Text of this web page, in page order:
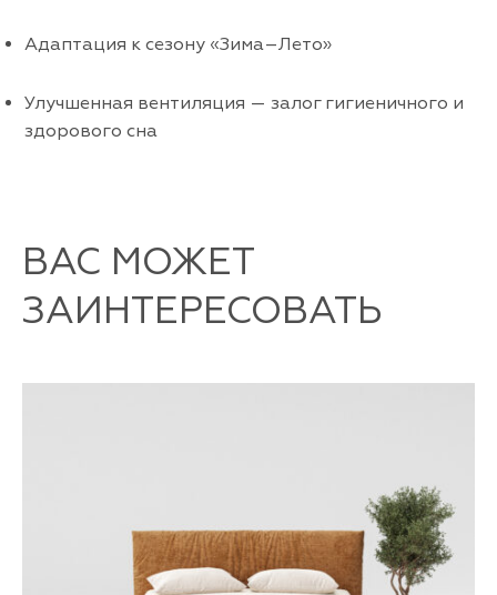
Адаптация к сезону «Зима–Лето»
Улучшенная вентиляция — залог гигиеничного и
здорового сна
ВАС МОЖЕТ
ЗАИНТЕРЕСОВАТЬ